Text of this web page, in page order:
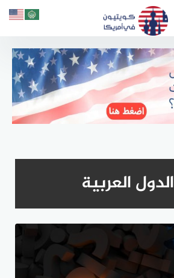
الدول العربية